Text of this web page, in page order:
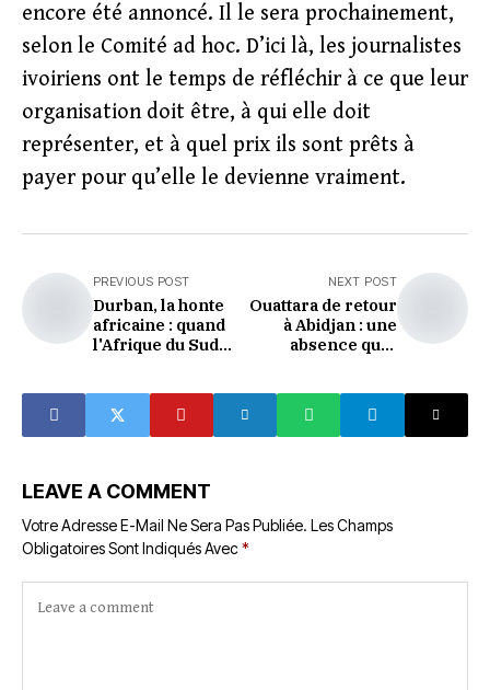
encore été annoncé. Il le sera prochainement,
selon le Comité ad hoc. D’ici là, les journalistes
ivoiriens ont le temps de réfléchir à ce que leur
organisation doit être, à qui elle doit
représenter, et à quel prix ils sont prêts à
payer pour qu’elle le devienne vraiment.
PREVIOUS POST
Durban, la honte
africaine : quand
l'Afrique du Sud
NEXT POST
Ouattara de retour
à Abidjan : une
absence qui a
restent
LEAVE A COMMENT
Votre Adresse E-Mail Ne Sera Pas Publiée. Les Champs
Obligatoires Sont Indiqués Avec*